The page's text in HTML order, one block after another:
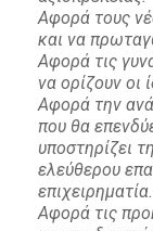
Αφορά τους
και να
Αφορά τις
να ορίζουν οι
Αφορά την
που θα
υποστηρίζει
ελεύθερου
επιχειρηματία.
Αφορά τις